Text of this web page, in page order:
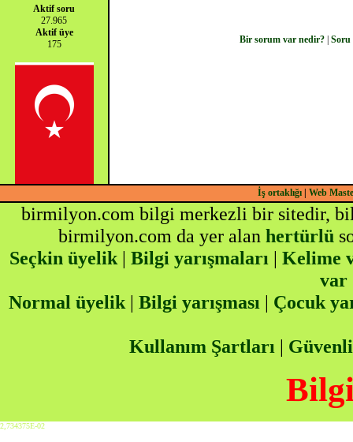
Aktif soru
27.965
Aktif üye
175
Bir sorum var nedir?| Soru
İş ortaklığı| Web
birmilyon.com bilgi merkezli bir sitedir,
birmilyon.com da yer alan hertürlü
Seçkin üyelik| Bilgi yarışmaları | Kelime
var
Normal üyelik | Bilgi yarışması | Çocuk
Kullanım Şartları |
Bilgi
2,734375E-02